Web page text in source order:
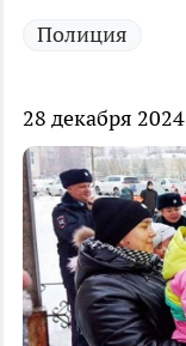
Полиция
28 декабря 2024